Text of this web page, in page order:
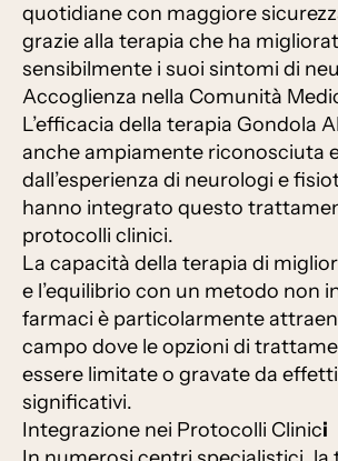
quotidiane con maggiore
grazie alla terapia che ha
sensibilmente i suoi sintomi di
Accoglienza nella Comunità
L’efficacia della terapia Gondola
anche ampiamente riconosciuta
dall’esperienza di neurologi e
hanno integrato questo
protocolli clinici.
La capacità della terapia di
e l’equilibrio con un metodo non
farmaci è particolarmente
campo dove le opzioni di
essere limitate o gravate da
significativi.
Integrazione nei Protocolli Clinici